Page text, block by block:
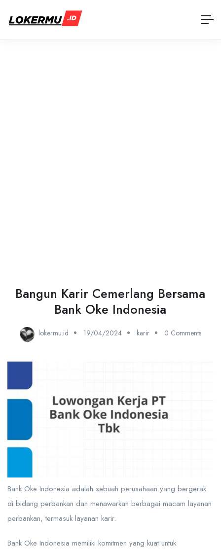
Bangun Karir Cemerlang Bersama
Bank Oke Indonesia
lokermu.id 19/04/2024 karir 0 Comments
Bank Oke Indonesia adalah sebuah perusahaan yang bergerak
di bidang perbankan dan menawarkan berbagai macam layanan
perbankan, termasuk layanan karir.
Bank Oke Indonesia memiliki komitmen yang kuat untuk